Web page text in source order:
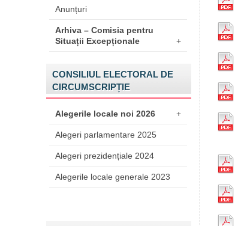
Anunțuri
Arhiva – Comisia pentru
Situații Excepționale
+
CONSILIUL ELECTORAL DE
CIRCUMSCRIPȚIE
Alegerile locale noi 2026 +
Alegeri parlamentare 2025
Alegeri prezidențiale 2024
Alegerile locale generale 2023